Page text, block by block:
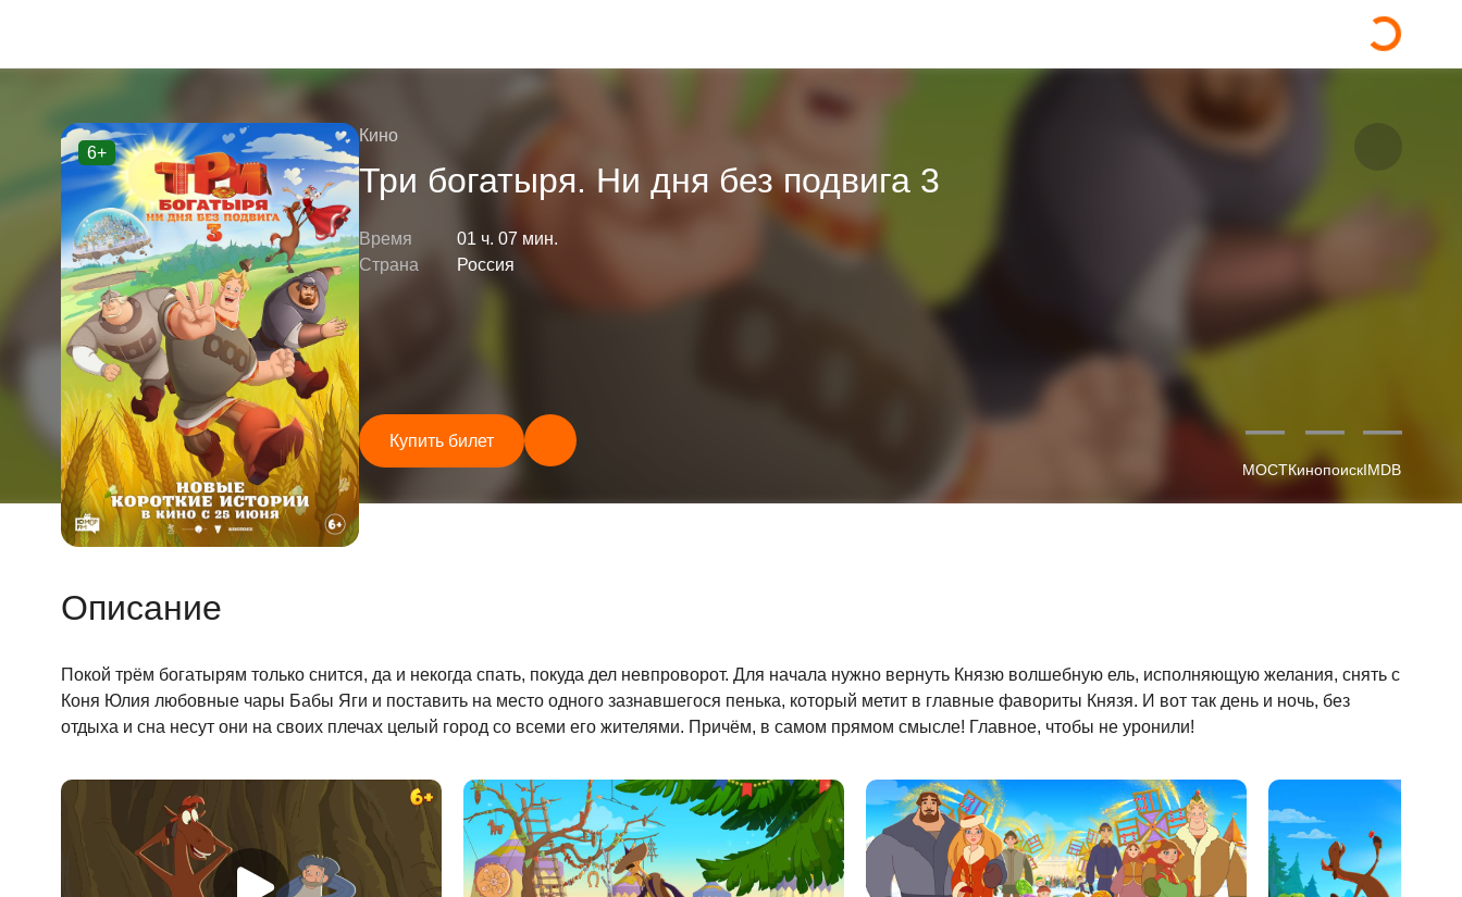
6+
Кино
Три богатыря. Ни дня без подвига 3
Время
01 ч. 07 мин.
Страна
Россия
Купить билет —
МОСТ
—
Кинопоиск
—
IMDB
Описание
Покой трём богатырям только снится, да и некогда спать, покуда дел невпроворот. Для начала нужно вернуть Князю волшебную ель, исполняющую желания, снять с
Коня Юлия любовные чары Бабы Яги и поставить на место одного зазнавшегося пенька, который метит в главные фавориты Князя. И вот так день и ночь, без
отдыха и сна несут они на своих плечах целый город со всеми его жителями. Причём, в самом прямом смысле! Главное, чтобы не уронили!